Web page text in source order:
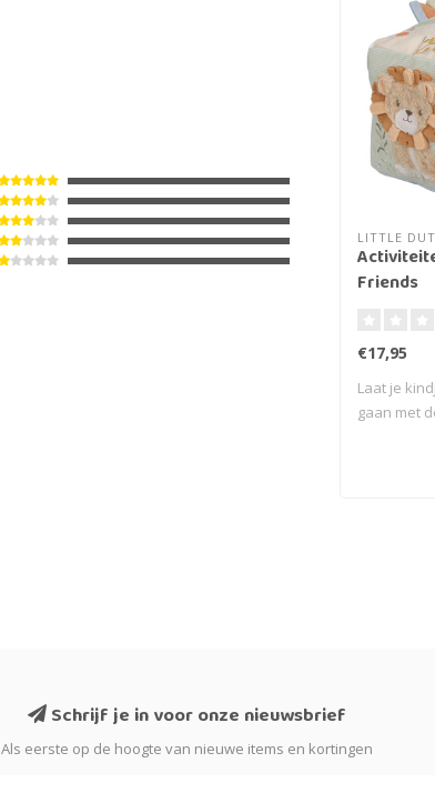
LITTLE
Friends
€17,95
Laat je
gaan met
Schrijf je in voor onze nieuwsbrief
Als eerste op de hoogte van nieuwe items en kortingen